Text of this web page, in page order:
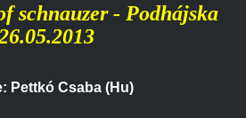
schnauzer - Podhájska
Pettkó Csaba (Hu)